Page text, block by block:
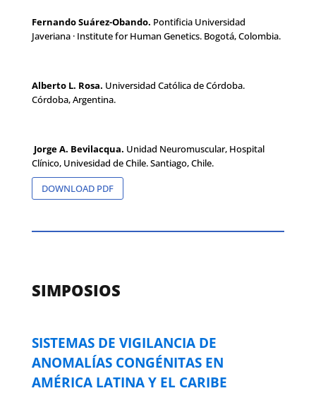
Fernando Suárez-Obando. Pontificia Universidad
Javeriana · Institute for Human Genetics. Bogotá, Colombia.
Alberto L. Rosa. Universidad Católica de Córdoba.
Córdoba, Argentina.
Jorge A. Bevilacqua. Unidad Neuromuscular, Hospital
Clínico, Univesidad de Chile. Santiago, Chile.
DOWNLOAD PDF
SIMPOSIOS
SISTEMAS DE VIGILANCIA DE
ANOMALÍAS CONGÉNITAS EN
AMÉRICA LATINA Y EL CARIBE